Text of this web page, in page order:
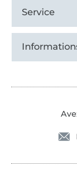
Service